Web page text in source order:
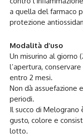
a quella del farmaco
protezione
Modalità d’uso
Un misurino al giorno
l’apertura,
entro 2 mesi.
Non dà assuefazione
periodi.
Il succo di
gusto, colore e
lotto.